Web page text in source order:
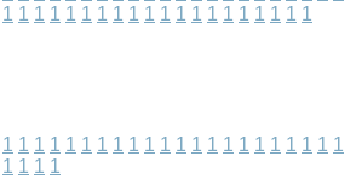
1 1 1 1 1 1 1 1 1 1 1 1 1 1 1 1 1 1 1 1
1 1 1 1 1 1 1 1 1 1 1 1 1 1 1 1 1 1 1 1 1 1
1 1 1 1